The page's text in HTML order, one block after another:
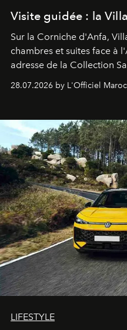
Visite guidée : la
Sur la Corniche d'Anfa,
chambres et suites face à
adresse de la Collection
Pillet promet un lieu de
28.07.2026 by L'Officiel Maroc
LIFESTYLE